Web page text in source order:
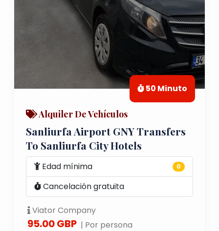
50 Minuto
Alquiler De Vehículos
Sanliurfa Airport GNY Transfers
To Sanliurfa City Hotels
Edad mínima 0
Cancelación gratuita
Viator Company
95.00 GBP | Por persona